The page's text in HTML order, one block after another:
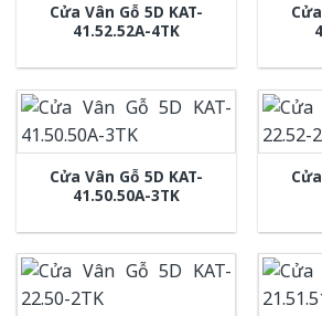
Cửa Vân Gỗ 5D KAT-
41.52.52A-4TK
Cửa Vân Gỗ 5D KAT-
41.50.50A-3TK